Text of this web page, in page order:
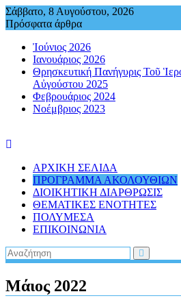
Περάστε
στο
Σάββατο, 8 Αυγούστου, 2026
Πρόσφατα άρθρα
Ἰούνιος 2026
Ιανουάριος 2026
Θρησκευτική Πανήγυρις Τοῦ
Αὐγούστου 2025
Φεβρουάριος 2024
Νοέμβριος 2023
ΑΡΧΙΚΗ ΣΕΛΙΔΑ
ΠΡΟΓΡΑΜΜΑ ΑΚΟΛΟΥΘΙΩΝ
ΔΙΟΙΚΗΤΙΚΗ ΔΙΑΡΘΡΩΣΙΣ
ΘΕΜΑΤΙΚΕΣ ΕΝΟΤΗΤΕΣ
ΠΟΛΥΜΕΣΑ
ΕΠΙΚΟΙΝΩΝΙΑ
Μάιος 2022